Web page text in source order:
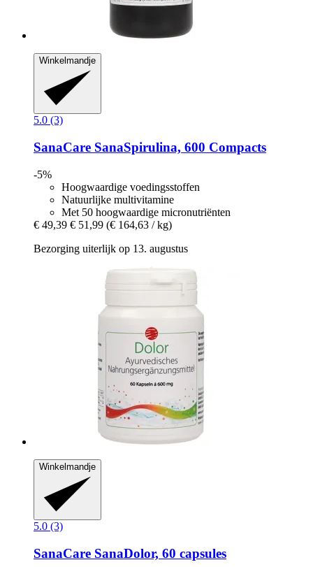
Winkelmandje
5.0 (3)
SanaCare SanaSpirulina, 600 Compacts
-5%
Hoogwaardige voedingsstoffen
Natuurlijke multivitamine
Met 50 hoogwaardige micronutriënten
€ 49,39 € 51,99 (€ 164,63 / kg)
Bezorging uiterlijk op 13. augustus
Winkelmandje
5.0 (3)
SanaCare SanaDolor, 60 capsules